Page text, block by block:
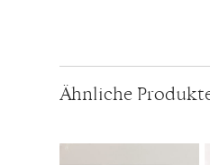
Ähnliche